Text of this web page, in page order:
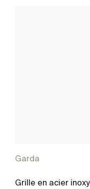
Garda
Grille en acier